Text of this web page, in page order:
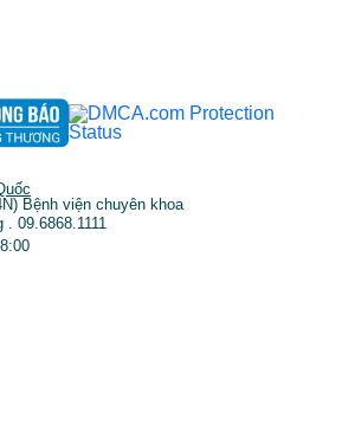
Bệnh viện chuyên khoa
09.6868.1111